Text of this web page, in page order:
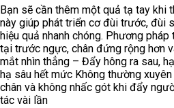
Bạn sẽ cần thêm một quả tạ tay khi
này giúp phát triển cơ đùi trước, đùi
hiệu quả nhanh chóng. Phương
tại trước ngực, chân đứng rộng hơn
mắt nhìn thẳng – Đẩy hông ra sau,
hạ sâu hết mức Không thường
chân và không nhấc gót khi đẩy
tác vài lần